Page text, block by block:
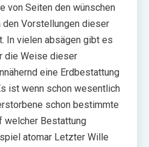
von Seiten den wünschen
Vorstellungen dieser
In vielen absägen gibt es
die Weise dieser
eine Erdbestattung
ist wenn schon wesentlich
schon bestimmte
welcher Bestattung
atomar Letzter Wille